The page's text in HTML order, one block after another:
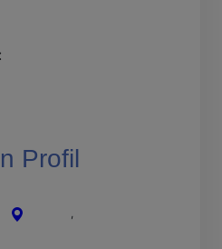
Profil
,